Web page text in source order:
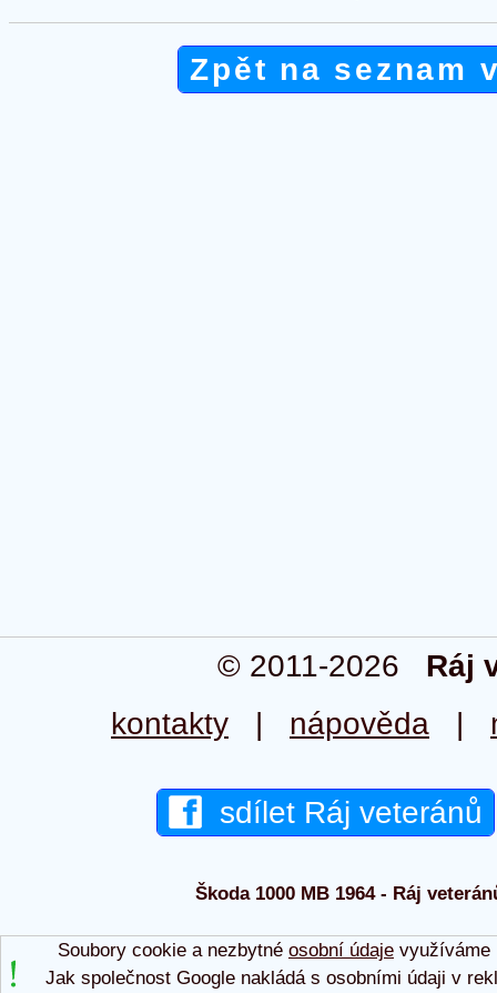
Zpět na seznam
© 2011-2026 Ráj
kontakty | nápověda |
sdílet Ráj veteránů
Škoda 1000 MB 1964 - Ráj
Soubory cookie a nezbytné osobní údajevyužíváme
Jak společnost Google nakládá s osobními údaji v